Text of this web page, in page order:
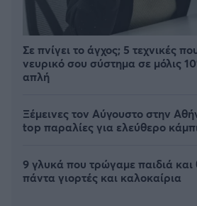
Σε πνίγει το άγχος; 5 τεχνικές
νευρικό σου σύστημα σε μόλις
απλή
Ξέμεινες τον Αύγουστο στην
top παραλίες για ελεύθερο
9 γλυκά που τρώγαμε παιδιά και
πάντα γιορτές και καλοκαίρια